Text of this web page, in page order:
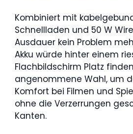
Kombiniert mit
Schnellladen und 50 W
Ausdauer kein Problem
Akku würde hinter einem
Flachbildschirm Platz
angenommene Wahl, um
Komfort bei Filmen und
ohne die Verzerrungen
Kanten.